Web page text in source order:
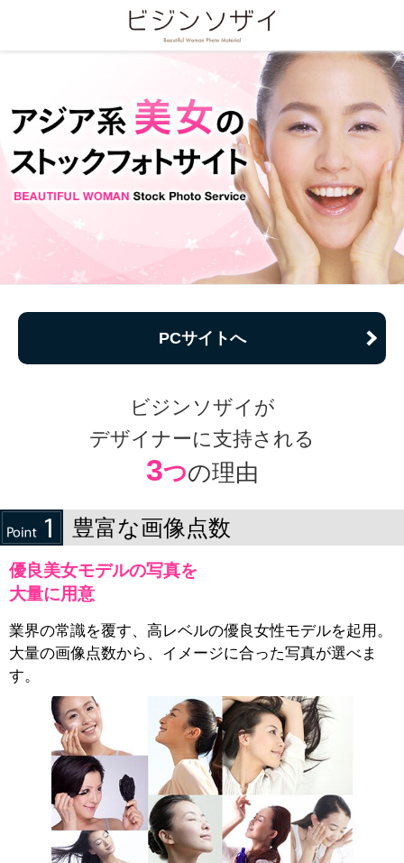
PCサイトへ
ビジンソザイが
デザイナーに支持される
3つの理由
豊富な画像点数
優良美女モデルの写真を
大量に用意
業界の常識を覆す、高レベルの優良女性モデルを起用。
大量の画像点数から、イメージに合った写真が選べま
す。